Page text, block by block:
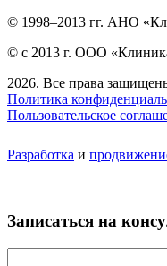
© 1998–2013 гг. АНО
© с 2013 г. ООО
2026. Все права
Политика
Пользовательское
Разработка и
Записаться на